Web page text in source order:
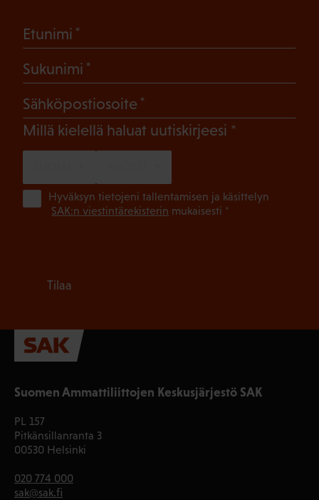
Suomen Ammattiliittojen Keskusjärjestö SAK
PL 157
Pitkänsillanranta 3
00530 Helsinki
020 774 000
sak@sak.fi
Etunimi
Sukunimi
Sähköpostiosoite
Millä kielellä haluat uutiskirjeesi (Pakollinen)
Hyväksyn tietojeni tallentamisen ja käsittelyn
SAK:n viestintärekisterin mukaisesti *
Tilaa